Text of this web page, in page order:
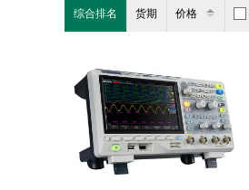
综合排名 货期 价格